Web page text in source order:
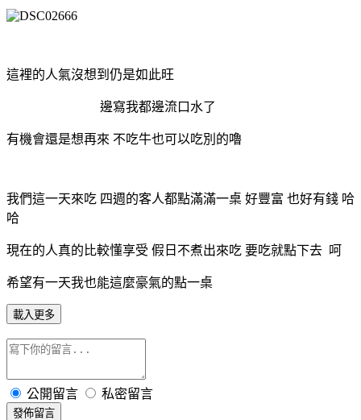
這裡的人氣沒想到仍是如此旺
邊寫我都邊流口水了
有機會還是想再來 不吃牛也可以吃別的嚕
我們這一天來吃 四週的客人都點滿滿一桌 好豐富 也好有錢 哈
哈
現在的人真的比較懂享受 假日不煮出來吃 要吃就點下去 呵
希望有一天我也能這麼豪氣的點一桌
載入更多
公開留言 私密留言
發佈留言